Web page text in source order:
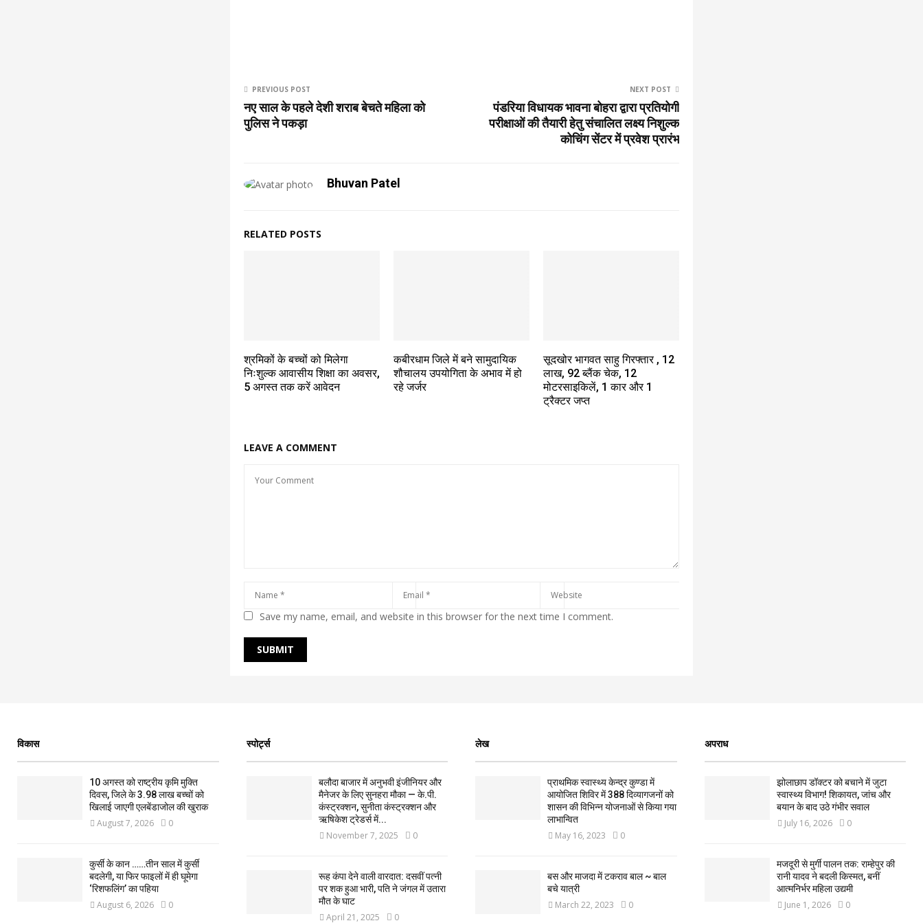
PREVIOUS POST
नए साल के पहले देशी शराब बेचते महिला को
पुलिस ने पकड़ा
NEXT POST
पंडरिया विधायक भावना बोहरा द्वारा प्रतियोगी
परीक्षाओं की तैयारी हेतु संचालित लक्ष्य निशुल्क
कोचिंग सेंटर में प्रवेश प्रारंभ
Bhuvan Patel
RELATED POSTS
श्रमिकों के बच्चों को मिलेगा
निःशुल्क आवासीय शिक्षा का अवसर,
5 अगस्त तक करें आवेदन
कबीरधाम जिले में बने सामुदायिक
शौचालय उपयोगिता के अभाव में हो
रहे जर्जर
सूदखोर भागवत साहु गिरफ्तार , ₹12
लाख, 92 ब्लैंक चेक, 12
मोटरसाइकिलें, 1 कार और 1
ट्रैक्टर जप्त
LEAVE A COMMENT
Save my name, email, and website in this browser for the next time I comment.
विकास
10 अगस्त को राष्ट्रीय कृमि मुक्ति
दिवस, जिले के 3.98 लाख बच्चों को
खिलाई जाएगी एलबेंडाजोल की खुराक
August 7, 2026 0
कुर्सी के कान ……तीन साल में कुर्सी
बदलेगी, या फिर फाइलों में ही घूमेगा
‘रिशफलिंग’ का पहिया
August 6, 2026 0
स्पोर्ट्स
बलौदा बाजार में अनुभवी इंजीनियर और
मैनेजर के लिए सुनहरा मौका — के.पी.
कंस्ट्रक्शन, सुनीता कंस्ट्रक्शन और
ऋषिकेश ट्रेडर्स में...
November 7, 2025 0
रूह कंपा देने वाली वारदात: दसवीं पत्नी
पर शक हुआ भारी, पति ने जंगल में उतारा
मौत के घाट
April 21, 2025 0
लेख
प्राथमिक स्वास्थ्य केन्द्र कुण्डा में
आयोजित शिविर में 388 दिव्यागजनों को
शासन की विभिन्न योजनाओं से किया गया
लाभान्वित
May 16, 2023 0
बस और माजदा में टकराव बाल ~ बाल
बचे यात्री
March 22, 2023 0
अपराध
झोलाछाप डॉक्टर को बचाने में जुटा
स्वास्थ्य विभाग! शिकायत, जांच और
बयान के बाद उठे गंभीर सवाल
July 16, 2026 0
मजदूरी से मुर्गी पालन तक: राम्हेपुर की
रानी यादव ने बदली किस्मत, बनीं
आत्मनिर्भर महिला उद्यमी
June 1, 2026 0